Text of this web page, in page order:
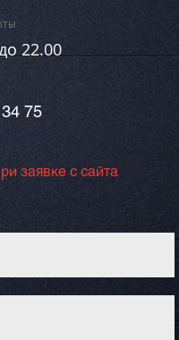
22.00
75
заявке с сайта